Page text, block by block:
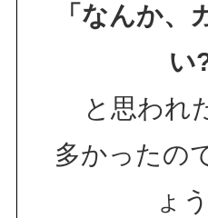
「なんか、
い
と思われ
多かったの
ょ